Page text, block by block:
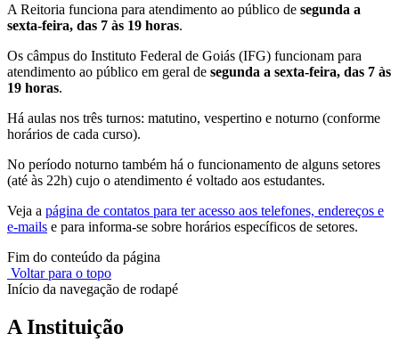
A Reitoria funciona para atendimento ao público de segunda a
sexta-feira, das 7 às 19 horas.
Os câmpus do Instituto Federal de Goiás (IFG) funcionam para
atendimento ao público em geral de segunda a sexta-feira, das 7 às
19 horas.
Há aulas nos três turnos: matutino, vespertino e noturno (conforme
horários de cada curso).
No período noturno também há o funcionamento de alguns setores
(até às 22h) cujo o atendimento é voltado aos estudantes.
Veja a página de contatos para ter acesso aos telefones, endereços e
e-mails e para informa-se sobre horários específicos de setores.
Fim do conteúdo da página
Voltar para o topo
Início da navegação de rodapé
A Instituição